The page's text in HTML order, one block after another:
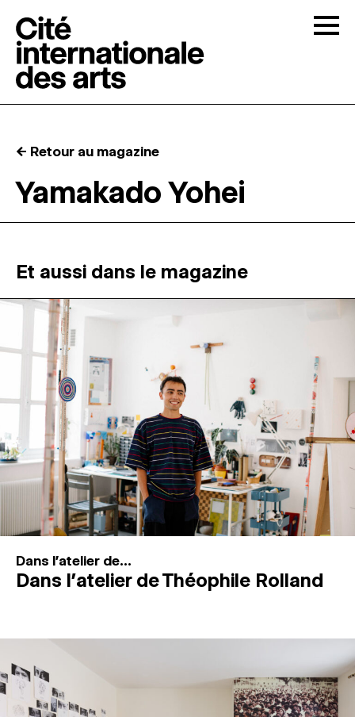
RÉSIDENCES ↓
ATELIERS OUVERTS
PROGRAMMATION
MAGAZINE
ESPACES DE PRATIQUE ARTISTIQUE ↓
Recherche
Connexion
← Retour au magazine
Yamakado Yohei
Et aussi dans le magazine
Dans l'atelier de...
Dans l’atelier de Théophile Rolland